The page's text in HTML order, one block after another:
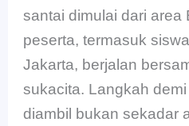
santai dimulai dari area
peserta, termasuk
Jakarta, berjalan
sukacita. Langkah
diambil bukan sekadar